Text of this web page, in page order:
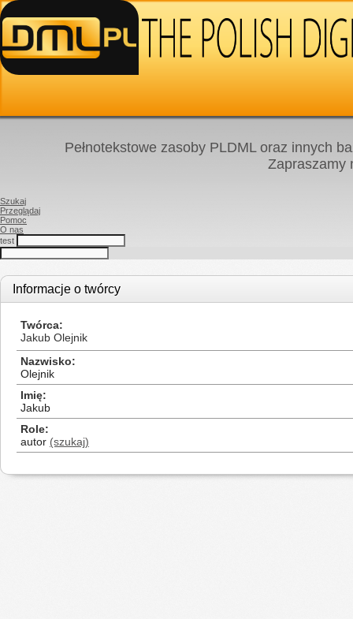
Pełnotekstowe zasoby PLDML oraz innych
Zapraszamy
Szukaj
Przeglądaj
Pomoc
O nas
test
Informacje o twórcy
Twórca
Jakub Olejnik
Nazwisko
Olejnik
Imię
Jakub
Role
autor (szukaj)